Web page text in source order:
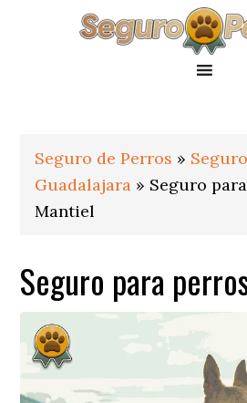
Seguro de Perros »
Guadalajara » Seguro
Mantiel
Seguro para